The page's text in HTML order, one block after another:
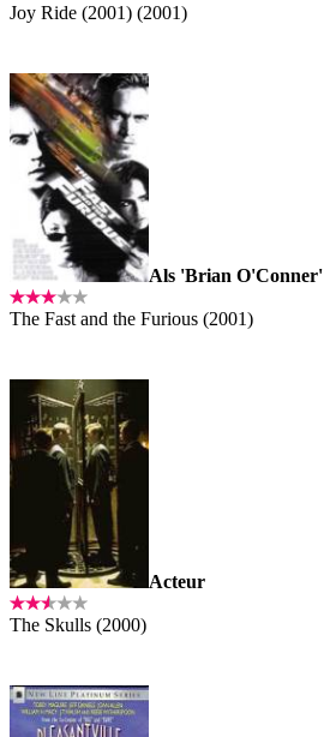
Joy Ride (2001) (2001)
Als 'Brian O'Conner'
The Fast and the Furious (2001)
Acteur
The Skulls (2000)